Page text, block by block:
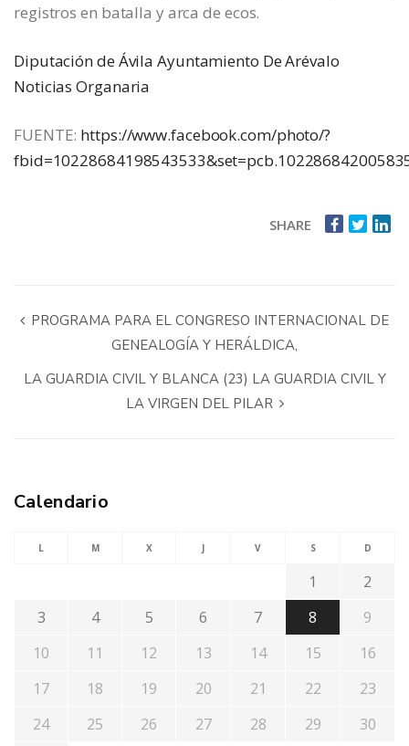
registros en batalla y arca de ecos.
Diputación de Ávila Ayuntamiento De Arévalo
Noticias Organaria
FUENTE: https://www.facebook.com/photo/?
SHARE
PROGRAMA PARA EL CONGRESO INTERNACIONAL DE
GENEALOGÍA Y HERÁLDICA,
LA GUARDIA CIVIL Y BLANCA (23) LA GUARDIA CIVIL Y
LA VIRGEN DEL PILAR
Calendario
L M X J V S D
1
2
3
4 5 6 7 8
9
10
11 12 13 14 15
16
17
18 19 20 21 22
23
24
25 26 27 28 29 30